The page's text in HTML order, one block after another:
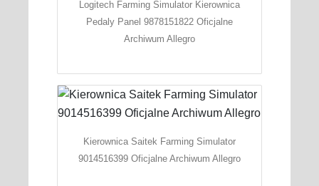
Logitech Farming Simulator Kierownica
Pedaly Panel 9878151822 Oficjalne
Archiwum Allegro
Kierownica Saitek Farming Simulator
9014516399 Oficjalne Archiwum Allegro